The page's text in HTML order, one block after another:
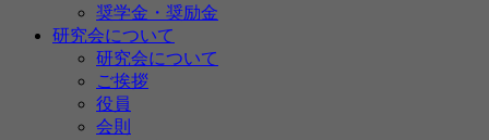
奨学金・奨励金
研究会について
研究会について
ご挨拶
役員
会則